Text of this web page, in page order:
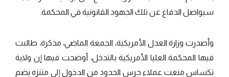
سيواصل الدفاع عن تلك الجهود القانونية في المحكمة.
وأصدرت وزارة العدل الأمريكية، الجمعة الماضي، مذكرة، طالبت
فيها المحكمة العليا الأمريكية بالتدخل، أوضحت فيها إن ولاية
تكساس منعت عملاء حرس الحدود من الدخول إلى متنزه يضم